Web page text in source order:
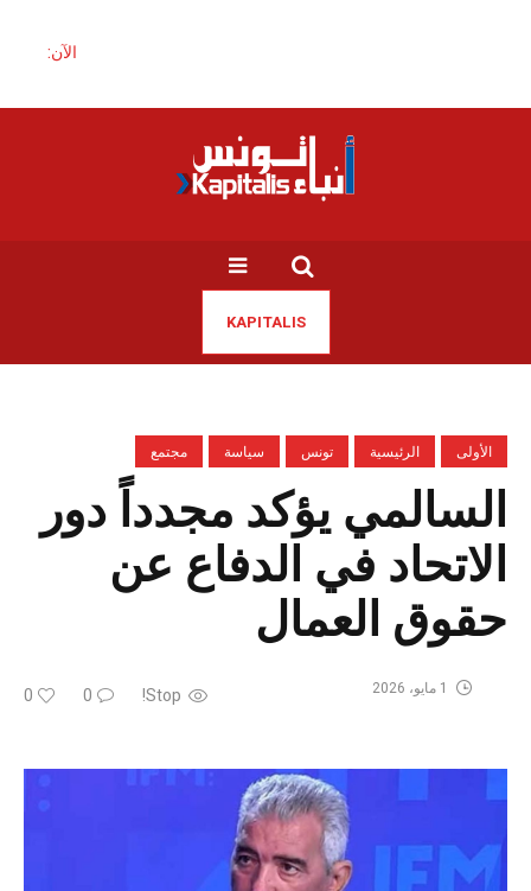
الآن:
KAPITALIS
الأولى الرئيسية تونس سياسة مجتمع
السالمي يؤكد مجدداً دور
الاتحاد في الدفاع عن
حقوق العمال
Stop!
0
0 1 مايو، 2026